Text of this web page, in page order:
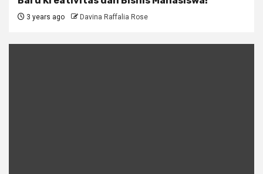
3 years ago Davina Raffalia Rose